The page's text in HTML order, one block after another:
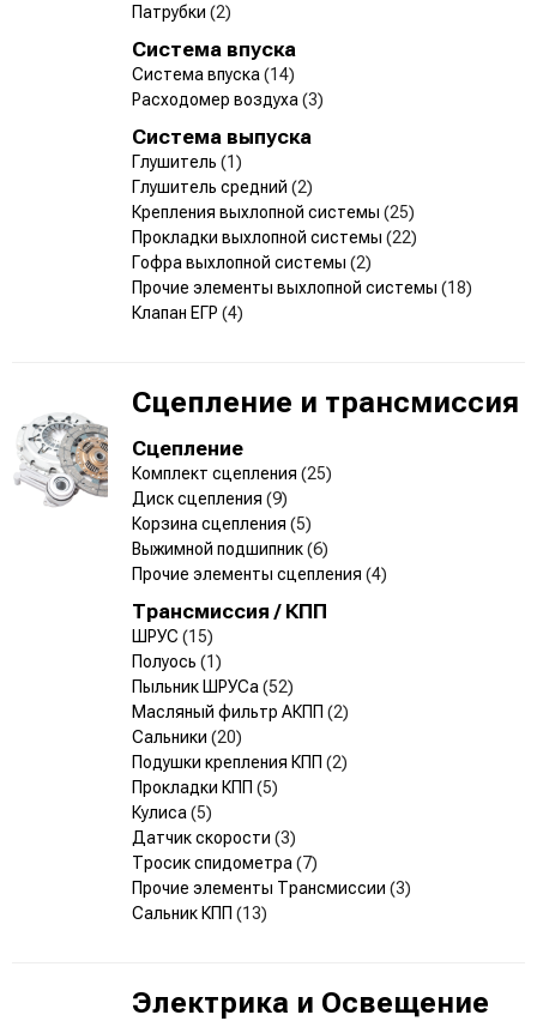
Патрубки (2)
Система впуска
Система впуска (14)
Расходомер воздуха (3)
Система выпуска
Глушитель (1)
Глушитель средний (2)
Крепления выхлопной системы (25)
Прокладки выхлопной системы (22)
Гофра выхлопной системы (2)
Прочие элементы выхлопной системы (18)
Клапан ЕГР (4)
Сцепление и трансмиссия
Сцепление
Комплект сцепления (25)
Диск сцепления (9)
Корзина сцепления (5)
Выжимной подшипник(6)
Прочие элементы сцепления (4)
Трансмиссия / КПП
ШРУС (15)
Полуось (1)
Пыльник ШРУСа (52)
Масляный фильтр АКПП (2)
Сальники (20)
Подушки крепления КПП (2)
Прокладки КПП (5)
Кулиса (5)
Датчик скорости (3)
Тросик спидометра (7)
Прочие элементы Трансмиссии (3)
Сальник КПП (13)
Электрика и Освещение